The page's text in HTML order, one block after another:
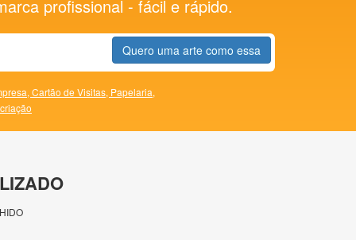
profissional - fácil e rápido.
Quero uma arte como essa
Cartão de Visitas, Papelaria,